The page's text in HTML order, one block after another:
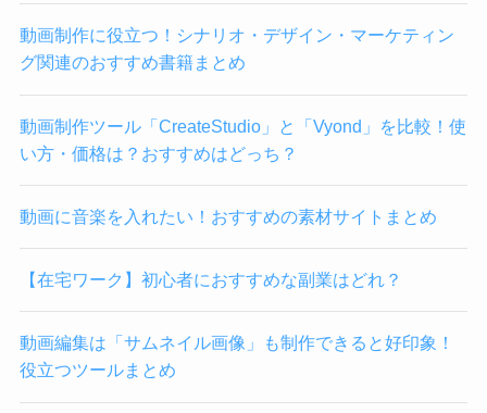
動画制作に役立つ！シナリオ・デザイン・マーケティン
グ関連のおすすめ書籍まとめ
動画制作ツール「CreateStudio」と「Vyond」を比較！使
い方・価格は？おすすめはどっち？
動画に音楽を入れたい！おすすめの素材サイトまとめ
【在宅ワーク】初心者におすすめな副業はどれ？
動画編集は「サムネイル画像」も制作できると好印象！
役立つツールまとめ